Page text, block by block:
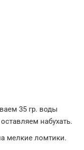
35 гр. воды
набухать.
мелкие ломтики.